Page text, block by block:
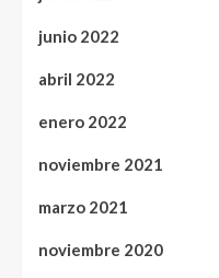
junio 2022
abril 2022
enero 2022
noviembre 2021
marzo 2021
noviembre 2020